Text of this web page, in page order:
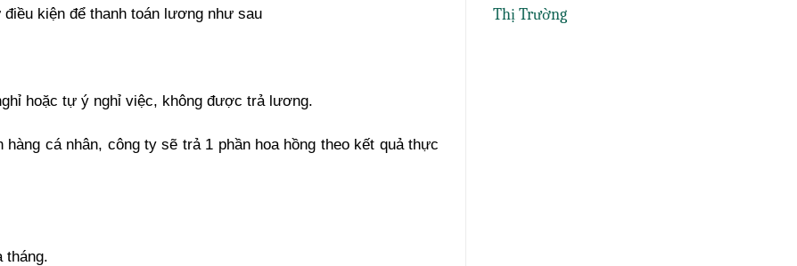
kiện để thanh toán lương như sau
hoặc tự ý nghỉ việc, không được trả lương.
cá nhân, công ty sẽ trả 1 phần hoa hồng theo kết quả thực
tháng.
Thị Trường